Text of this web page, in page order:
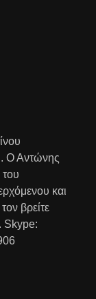
Ο Αντώνης
και
βρείτε
Skype: